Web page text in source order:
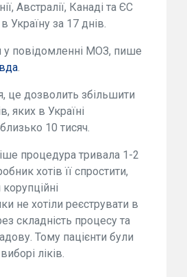
Австралії, Канаді та ЄС
Україну за 17 днів.
у повідомленні МОЗ, пише
.
це дозволить збільшити
яких в Україні
10 тисяч.
процедура тривала 1-2
хотів її спростити,
не хотіли реєструвати в
складність процесу та
Тому пацієнти були
ліків.